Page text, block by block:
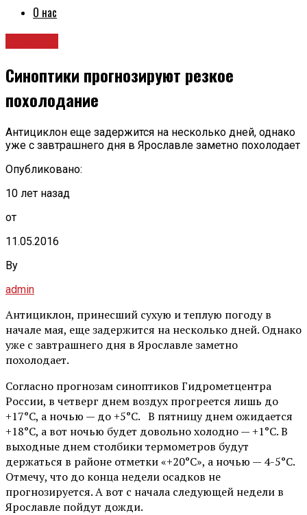
О нас
Синоптики прогнозируют резкое
похолодание
Антициклон еще задержится на несколько дней, однако
уже с завтрашнего дня в Ярославле заметно похолодает
Опубликовано:
10 лет назад
от
11.05.2016
By
admin
Антициклон, принесший сухую и теплую погоду в
начале мая, еще задержится на несколько дней. Однако
уже с завтрашнего дня в Ярославле заметно
похолодает.
Согласно прогнозам синоптиков Гидрометцентра
России, в четверг днем воздух прогреется лишь до
+17°С, а ночью — до +5°С. В пятницу днем ожидается
+18°С, а вот ночью будет довольно холодно — +1°С. В
выходные днем столбики термометров будут
держаться в районе отметки «+20°С», а ночью — 4-5°С.
Отмечу, что до конца недели осадков не
прогнозируется. А вот с начала следующей недели в
Ярославле пойдут дожди.